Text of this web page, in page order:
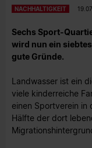
NACHHALTIGKEIT
Sechs Sport-
wird nun ein
gute Gründe.
Landwasser ist ein
viele kinderreiche
einen Sportverein in
Hälfte der dort